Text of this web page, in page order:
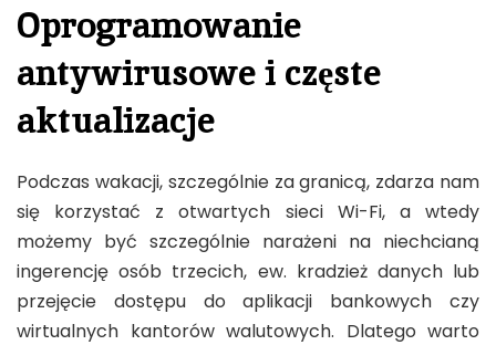
Oprogramowanie
antywirusowe i częste
aktualizacje
Podczas wakacji, szczególnie za granicą, zdarza nam
się korzystać z otwartych sieci Wi-Fi, a wtedy
możemy być szczególnie narażeni na niechcianą
ingerencję osób trzecich, ew. kradzież danych lub
przejęcie dostępu do aplikacji bankowych czy
wirtualnych kantorów walutowych. Dlatego warto